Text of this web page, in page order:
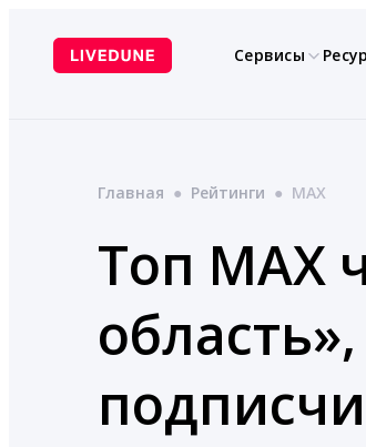
содержимому
Сервисы
Главная ● Рейтинги ● MAX
Топ MAX